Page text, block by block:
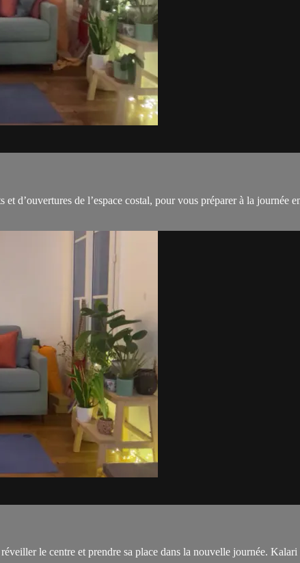
d’ouvertures de l’espace costal, pour vous préparer à la
le centre et prendre sa place dans la nouvelle journée.